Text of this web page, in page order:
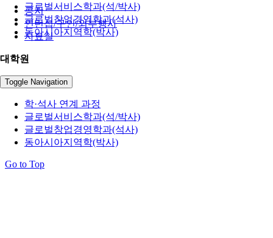
글로벌서비스학과(석/박사)
글로벌창업경영학과(석사)
동아시아지역학(박사)
공지
인턴십/구인/외부행사
자료실
대학원
Toggle Navigation
학·석사 연계 과정
글로벌서비스학과(석/박사)
글로벌창업경영학과(석사)
동아시아지역학(박사)
Go to Top